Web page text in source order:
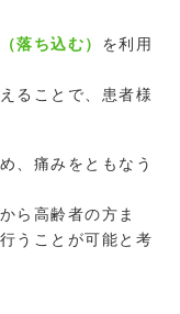
落ち込む） を利用
ることで、患者様
、痛みをともなう
ら高齢者の方ま
うことが可能と考